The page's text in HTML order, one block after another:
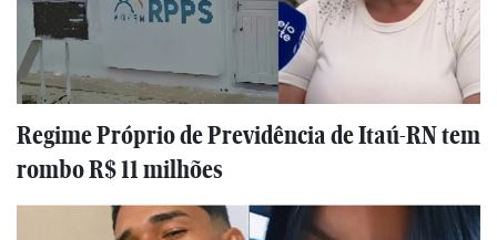
Regime Próprio de Previdência de Itaú-RN tem
rombo R$ 11 milhões